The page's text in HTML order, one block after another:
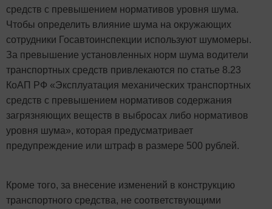
средств с превышением нормативов уровня шума.
Чтобы определить влияние шума на окружающих
сотрудники Госавтоинспекции используют шумомеры.
За превышение установленных норм шума водители
транспортных средств привлекаются по статье 8.23
КоАП РФ «Эксплуатация механических транспортных
средств с превышением нормативов содержания
загрязняющих веществ в выбросах либо нормативов
уровня шума», которая предусматривает
предупреждение или штраф в размере 500 рублей.
Кроме того, за внесение изменений в конструкцию
транспортного средства, не соответствующими